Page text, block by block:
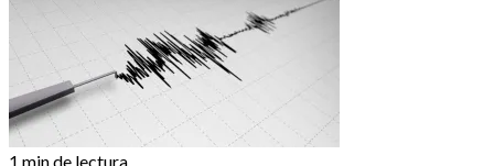
1 min de lectura